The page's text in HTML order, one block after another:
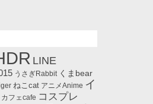
LINE
うさぎRabbit くまbear
ねこcat アニメAnime イ
カフェcafe コスプレ